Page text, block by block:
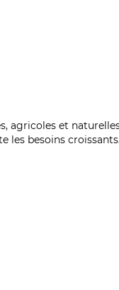
agricoles et
les besoins